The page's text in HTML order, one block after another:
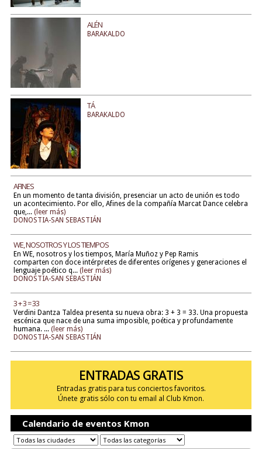
ALÉN
BARAKALDO
TÁ
BARAKALDO
AFINES
En un momento de tanta división, presenciar un acto de unión es todo
un acontecimiento. Por ello, Afines de la compañía Marcat Dance celebra
que,... (leer más)
DONOSTIA-SAN SEBASTIÁN
WE, NOSOTROS Y LOS TIEMPOS
En WE, nosotros y los tiempos, María Muñoz y Pep Ramis
comparten con doce intérpretes de diferentes orígenes y generaciones el
lenguaje poético q... (leer más)
DONOSTIA-SAN SEBASTIÁN
3 + 3 = 33
Verdini Dantza Taldea presenta su nueva obra: 3 + 3 = 33. Una propuesta
escénica que nace de una suma imposible, poética y profundamente
humana. ... (leer más)
DONOSTIA-SAN SEBASTIÁN
ENTRADAS GRATIS
Entradas gratis para tus conciertos favoritos.
Únete gratis sólo con tu email al Club Kmon.
Calendario de eventos Kmon